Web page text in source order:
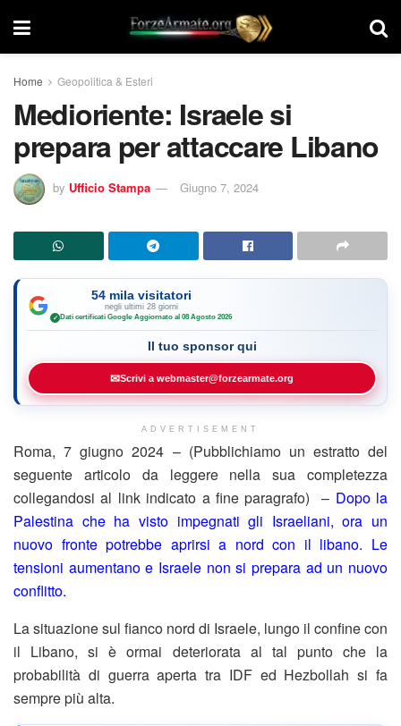
Home Geopolitica & Esteri
Medioriente: Israele si
prepara per attaccare Libano
by Ufficio Stampa Giugno 7, 2024
54 mila visitatori
negli ultimi 28 giorni
✓ Dati certificati Google·Aggiornato al 08 Agosto 2026
Il tuo sponsor qui
✉Scrivi a webmaster@forzearmate.org
ADVERTISEMENT
Roma, 7 giugno 2024 – (Pubblichiamo un estratto del
seguente articolo da leggere nella sua completezza
collegandosi al link indicato a fine paragrafo) – Dopo la
Palestina che ha visto impegnati gli Israeliani, ora un
nuovo fronte potrebbe aprirsi a nord con il libano. Le
tensioni aumentano e Israele non si prepara ad un nuovo
conflitto.
La situazione sul fianco nord di Israele, lungo il confine con
il Libano, si è ormai deteriorata al tal punto che la
probabilità di guerra aperta tra IDF ed Hezbollah si fa
sempre più alta.